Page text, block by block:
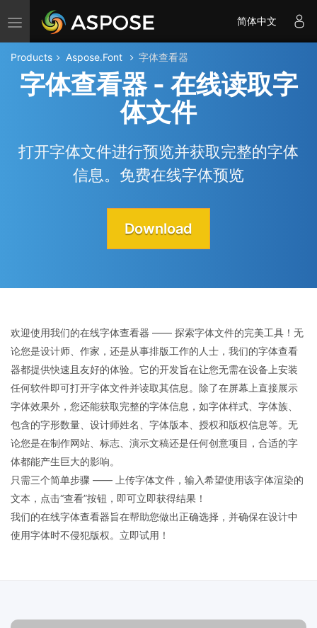
Toggle navigation 简体中文
Products Aspose.Font 字体查看器
字体查看器 - 在线读取字
体文件
打开字体文件进行预览并获取完整的字体
信息。免费在线字体预览
Download
欢迎使用我们的在线字体查看器 —— 探索字体文件的完美工具！无
论您是设计师、作家，还是从事排版工作的人士，我们的字体查看
器都提供快速且友好的体验。它的开发旨在让您无需在设备上安装
任何软件即可打开字体文件并读取其信息。除了在屏幕上直接展示
字体效果外，您还能获取完整的字体信息，如字体样式、字体族、
包含的字形数量、设计师姓名、字体版本、授权和版权信息等。无
论您是在制作网站、标志、演示文稿还是任何创意项目，合适的字
体都能产生巨大的影响。
只需三个简单步骤 —— 上传字体文件，输入希望使用该字体渲染的
文本，点击“查看”按钮，即可立即获得结果！
我们的在线字体查看器旨在帮助您做出正确选择，并确保在设计中
使用字体时不侵犯版权。立即试用！